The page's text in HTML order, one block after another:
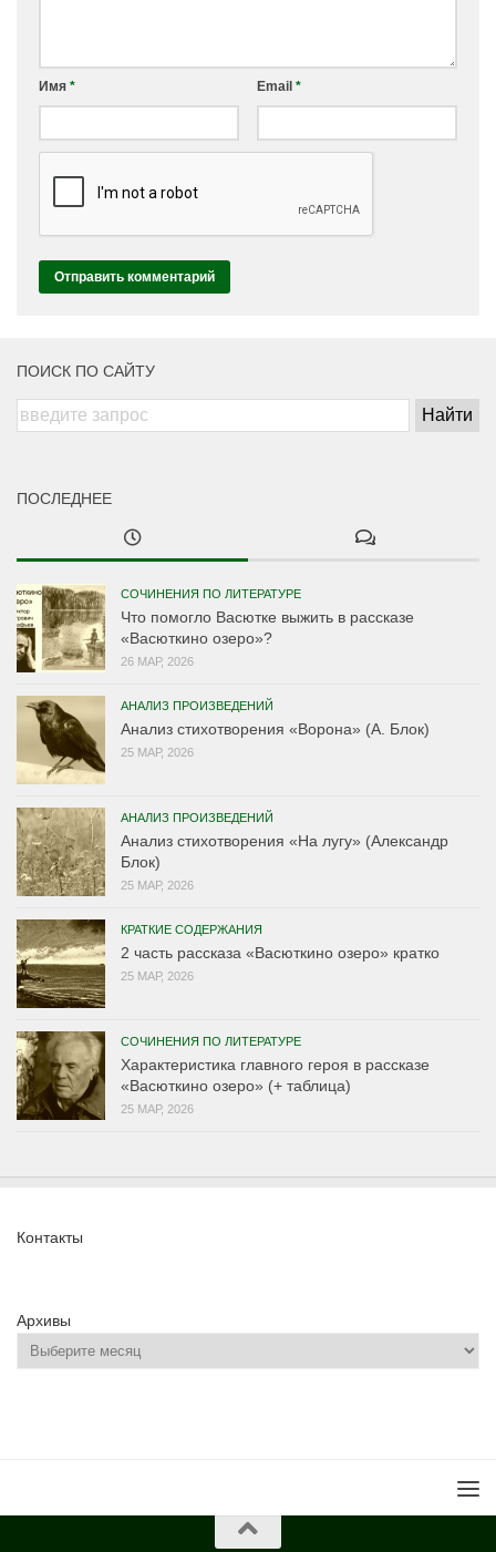
Имя * Email *
ПОИСК ПО САЙТУ
ПОСЛЕДНЕЕ
СОЧИНЕНИЯ ПО ЛИТЕРАТУРЕ
Что помогло Васютке выжить в рассказе
«Васюткино озеро»?
26 МАР, 2026
АНАЛИЗ ПРОИЗВЕДЕНИЙ
Анализ стихотворения «Ворона» (А. Блок)
25 МАР, 2026
АНАЛИЗ ПРОИЗВЕДЕНИЙ
Анализ стихотворения «На лугу» (Александр
Блок)
25 МАР, 2026
КРАТКИЕ СОДЕРЖАНИЯ
2 часть рассказа «Васюткино озеро» кратко
25 МАР, 2026
СОЧИНЕНИЯ ПО ЛИТЕРАТУРЕ
Характеристика главного героя в рассказе
«Васюткино озеро» (+ таблица)
25 МАР, 2026
Контакты
Архивы